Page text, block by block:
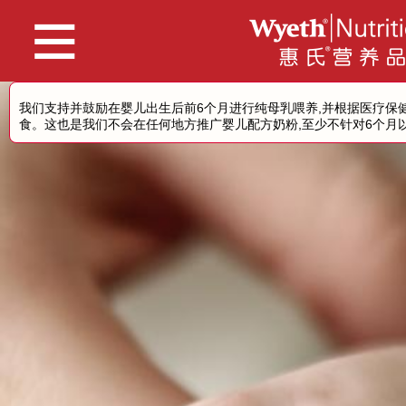
content
相关链接： 惠氏®S-26®3 启
我们支持并鼓励在婴儿出生后前6个月进行纯母乳喂养,并根据医疗保
食。这也是我们不会在任何地方推广婴儿配方奶粉,至少不针对6个月